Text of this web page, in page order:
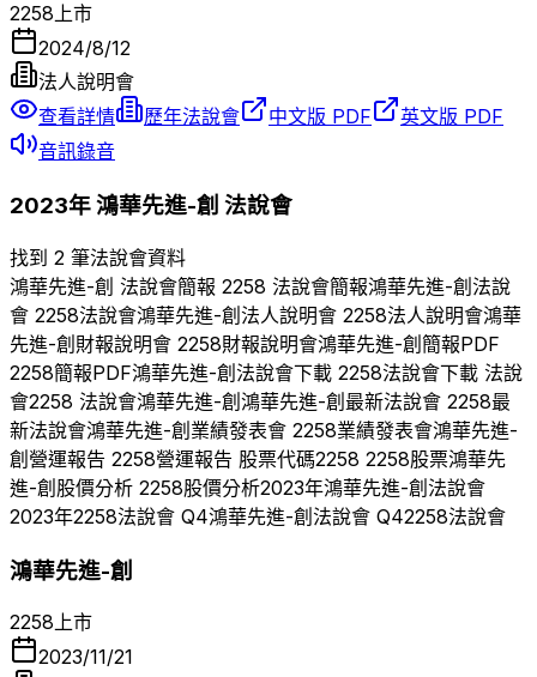
2258上市
2024/8/12
法人說明會
查看詳情
歷年法說會 中文版 PDF
英文版 PDF
音訊錄音
2023年鴻華先進-創 法說會
找到 2 筆法說會資料
鴻華先進-創 法說會簡報 2258 法說會簡報鴻華先進-創法說
會 2258法說會鴻華先進-創法人說明會 2258法人說明會鴻華
先進-創財報說明會 2258財報說明會鴻華先進-創簡報PDF
2258簡報PDF鴻華先進-創法說會下載 2258法說會下載 法說
會2258 法說會鴻華先進-創鴻華先進-創最新法說會 2258最
新法說會鴻華先進-創業績發表會 2258業績發表會鴻華先進-
創營運報告 2258營運報告 股票代碼2258 2258股票鴻華先
進-創股價分析 2258股價分析2023年鴻華先進-創法說會
2023年2258法說會 Q4鴻華先進-創法說會 Q42258法說會
鴻華先進-創
2258上市
2023/11/21